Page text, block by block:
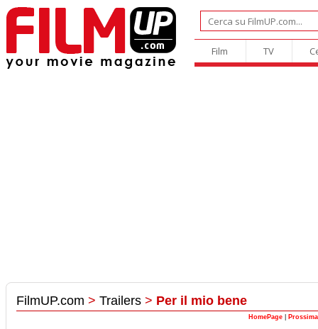
Film TV
FilmUP.com > Trailers > Per il mio bene
HomePage